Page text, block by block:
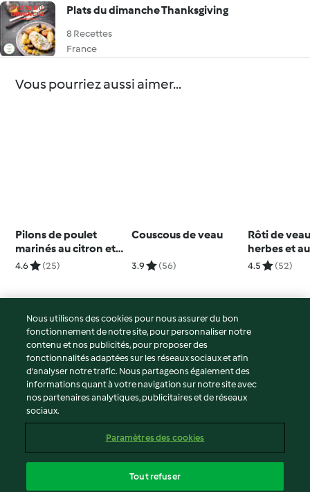
Plats du dimanche Thanksgiving
8 Recettes
France
Vous pourriez aussi aimer...
Pilons de poulet
marinés au citron et
aux herbes
4.6 (25)
Couscous de veau
3.9 (56)
Rôti de
herbes et
4.5 (52)
© Copyright 2026
Conditions d'utilisation
Politique de confidentialité
Non-responsabilité
Mentions légales
Contenu du rapport
Déclaration d'accessibilité
Nous utilisons des cookies pour nous assurer du bon
fonctionnement de notre site, pour personnaliser notre
contenu et nos publicités, pour proposer des
fonctionnalités adaptées sur les réseaux sociaux et afin
d’analyser notre trafic. Nous partageons également des
informations quant à votre navigation sur notre site avec
nos partenaires analytiques, publicitaires et de réseaux
sociaux.
Paramètres des cookies
Tout refuser